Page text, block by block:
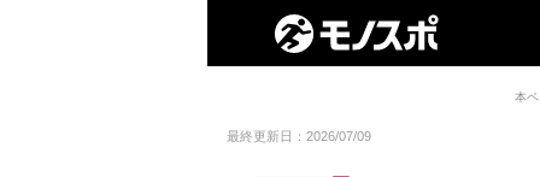
本
最終更新日：2026/07/09